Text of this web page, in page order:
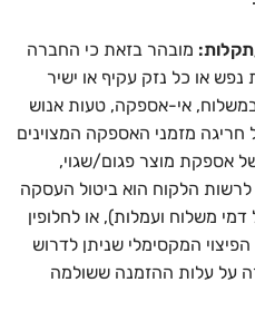
מובהר בזאת כי החברה
נפש או כל נזק עקיף או ישיר
אי-אספקה, טעות אנוש
מזמני האספקה המצוינים
אספקת מוצר פגום/שגוי,
הלקוח הוא ביטול העסקה
משלוח ועמלות), או לחלופין
המקסימלי שניתן לדרוש
על עלות ההזמנה ששולמה